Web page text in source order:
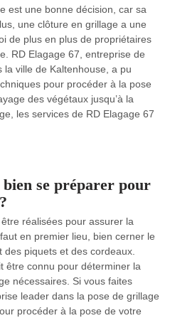
est une bonne décision, car sa
une clôture en grillage a une
de plus en plus de propriétaires
RD Elagage 67, entreprise de
ville de Kaltenhouse, a pu
pour procéder à la pose
des végétaux jusqu’à la
les services de RD Elagage 67
se préparer pour
réalisées pour assurer la
en premier lieu, bien cerner le
piquets et des cordeaux.
être connu pour déterminer la
nécessaires. Si vous faites
leader dans la pose de grillage
procéder à la pose de votre